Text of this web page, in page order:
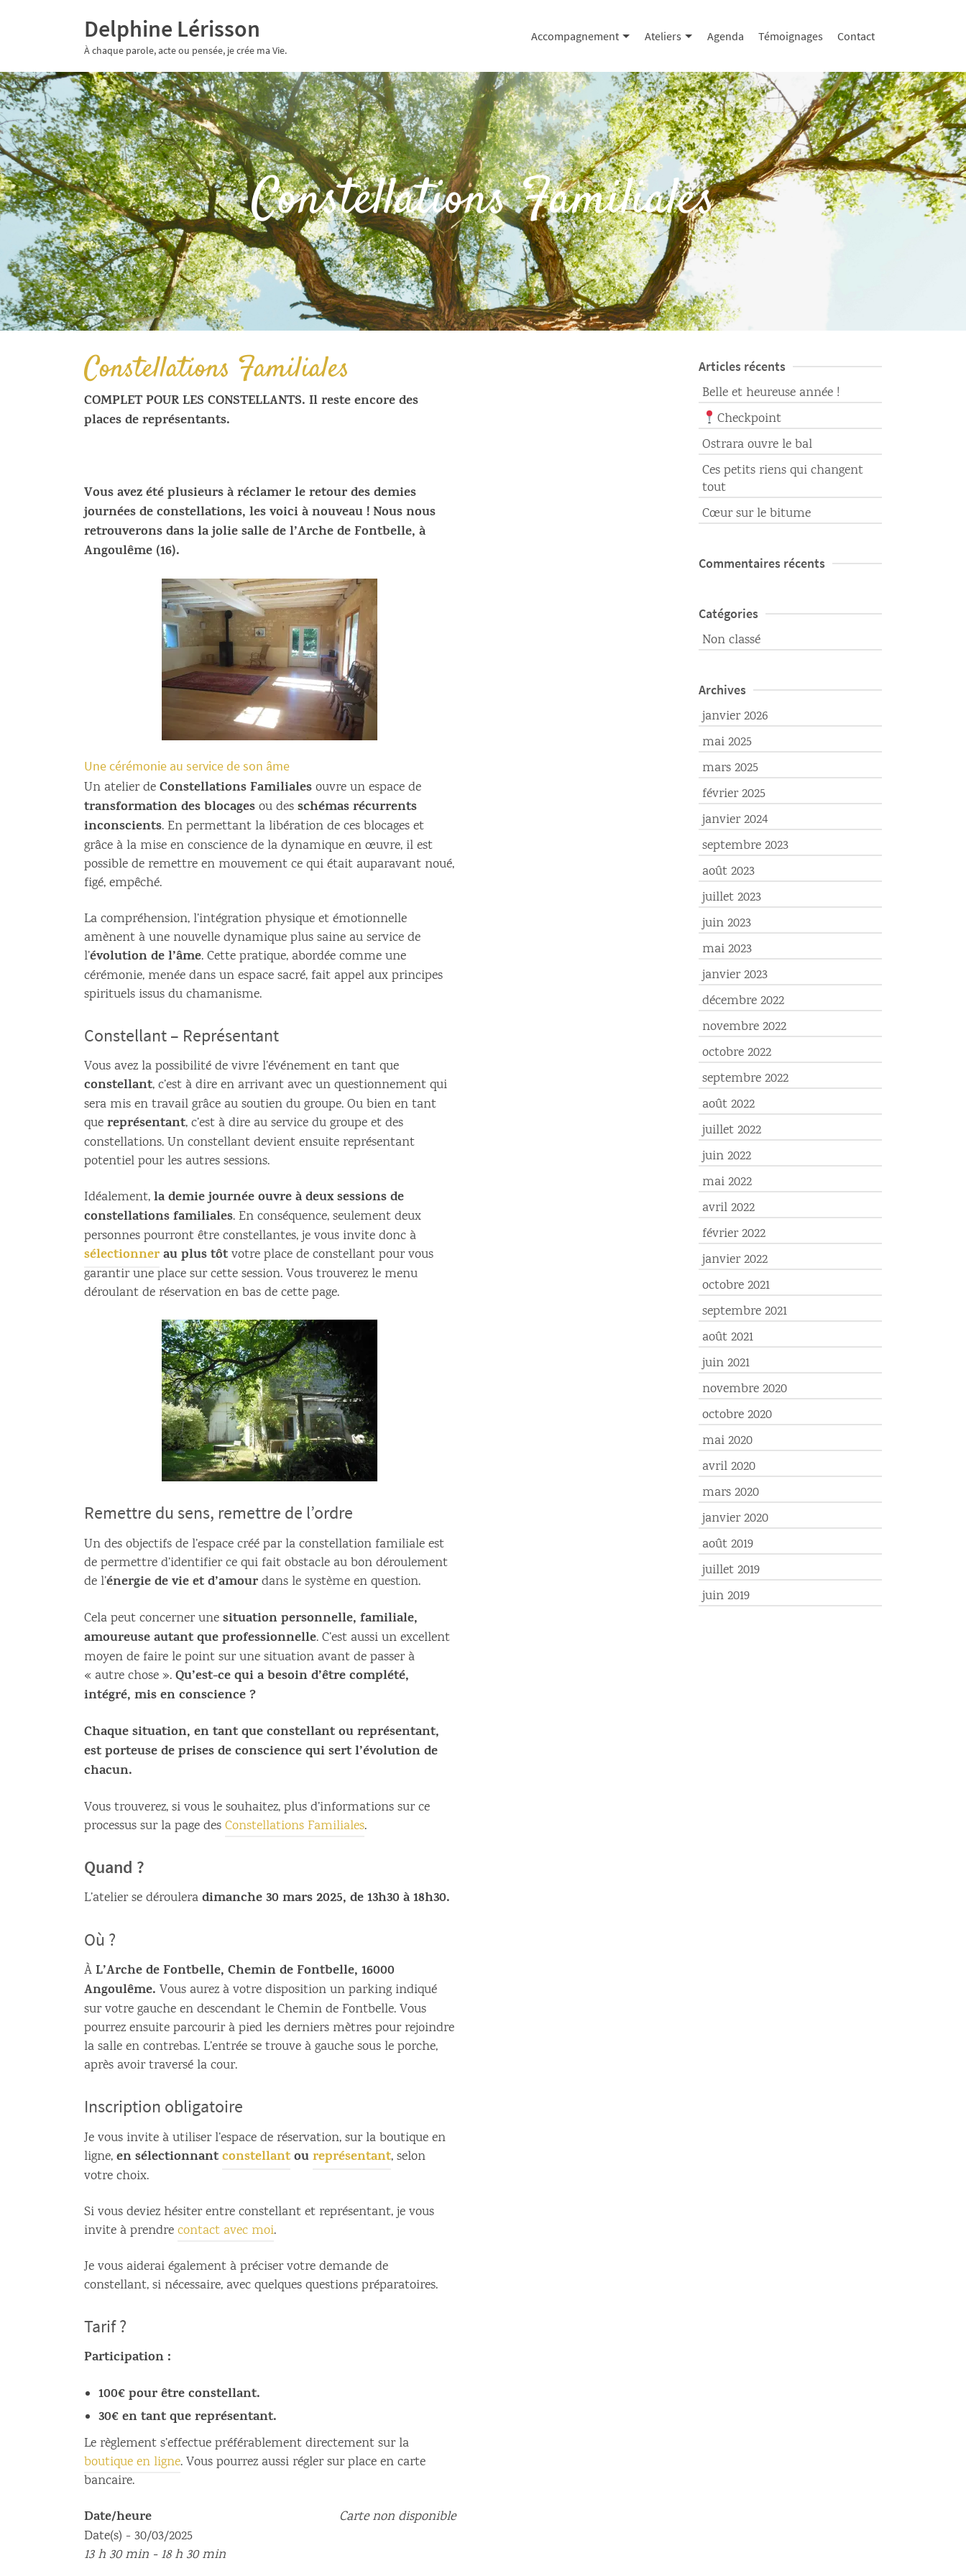
Delphine Lérisson
À chaque parole, acte ou pensée, je crée ma Vie.
Accompagnement Ateliers Agenda Témoignages Contact
Constellations Familiales
Constellations Familiales
COMPLET POUR LES CONSTELLANTS. Il reste encore des
places de représentants.
Vous avez été plusieurs à réclamer le retour des demies
journées de constellations, les voici à nouveau ! Nous nous
retrouverons dans la jolie salle de l’Arche de Fontbelle, à
Angoulême (16).
Une cérémonie au service de son âme
Un atelier deConstellations Familialesouvre un espace de
transformation des blocagesou desschémas récurrents
inconscients. En permettant la libération de ces blocages et
grâce à la mise en conscience de la dynamique en œuvre, il est
possible de remettre en mouvement ce qui était auparavant noué,
figé, empêché.
La compréhension, l’intégration physique et émotionnelle
amènent à une nouvelle dynamique plus saine au service de
l’évolution de l’âme. Cette pratique, abordée comme une
cérémonie, menée dans un espace sacré, fait appel aux principes
spirituels issus du chamanisme.
Constellant – Représentant
Vous avez la possibilité de vivre l’événement en tant que
constellant, c’est à dire en arrivant avec un questionnement qui
sera mis en travail grâce au soutien du groupe. Ou bien en tant
quereprésentant, c’est à dire au service du groupe et des
constellations. Un constellant devient ensuite représentant
potentiel pour les autres sessions.
Idéalement,la demie journée ouvre àdeux sessions de
constellations familiales. En conséquence, seulement deux
personnes pourront être constellantes, je vous invite donc à
sélectionnerau plus tôtvotre place de constellant pour vous
garantir une place sur cette session. Vous trouverez le menu
déroulant de réservation en bas de cette page.
Remettre du sens, remettre de l’ordre
Un des objectifs de l’espace créé par la constellation familiale est
de permettre d’identifier ce qui fait obstacle au bon déroulement
de l’énergie de vie et d’amourdans le système en question.
Cela peut concerner unesituation personnelle, familiale,
amoureuse autant que professionnelle. C’est aussi un excellent
moyen de faire le point sur une situation avant de passer à
« autre chose ».Qu’est-ce qui a besoin d’être complété,
intégré, mis en conscience ?
Chaque situation, en tant que constellant ou représentant,
est porteuse de prises de conscience qui sert l’évolution de
chacun.
Vous trouverez, si vous le souhaitez, plus d’informations sur ce
processus sur la page desConstellations Familiales.
Quand ?
L’atelier se dérouleradimanche 30 mars 2025, de 13h30 à 18h30.
Où ?
ÀL’Arche de Fontbelle, Chemin de Fontbelle, 16000
Angoulême. Vous aurez à votre disposition un parking indiqué
sur votre gauche en descendant le Chemin de Fontbelle. Vous
pourrez ensuite parcourir à pied les derniers mètres pour rejoindre
la salle en contrebas. L’entrée se trouve à gauche sous le porche,
après avoir traversé la cour.
Inscription obligatoire
Je vous invite à utiliser l’espace de réservation, sur la boutique en
ligne,en sélectionnantconstellantoureprésentant, selon
votre choix.
Si vous deviez hésiter entre constellant et représentant, je vous
invite à prendrecontact avec moi.
Je vous aiderai également à préciser votre demande de
constellant, si nécessaire, avec quelques questions préparatoires.
Tarif ?
Participation :
100€ pour être constellant.
30€ en tant que représentant.
Le règlement s’effectue préférablement directement sur la
boutique en ligne. Vous pourrez aussi régler sur place en carte
bancaire.
Carte non disponible
Date/heure
Date(s) - 30/03/2025
13 h 30 min - 18 h 30 min
Articles récents
Belle et heureuse année !
Checkpoint
Ostrara ouvre le bal
Ces petits riens qui changent
tout
Cœur sur le bitume
Commentaires récents
Catégories
Non classé
Archives
janvier 2026
mai 2025
mars 2025
février 2025
janvier 2024
septembre 2023
août 2023
juillet 2023
juin 2023
mai 2023
janvier 2023
décembre 2022
novembre 2022
octobre 2022
septembre 2022
août 2022
juillet 2022
juin 2022
mai 2022
avril 2022
février 2022
janvier 2022
octobre 2021
septembre 2021
août 2021
juin 2021
novembre 2020
octobre 2020
mai 2020
avril 2020
mars 2020
janvier 2020
août 2019
juillet 2019
juin 2019